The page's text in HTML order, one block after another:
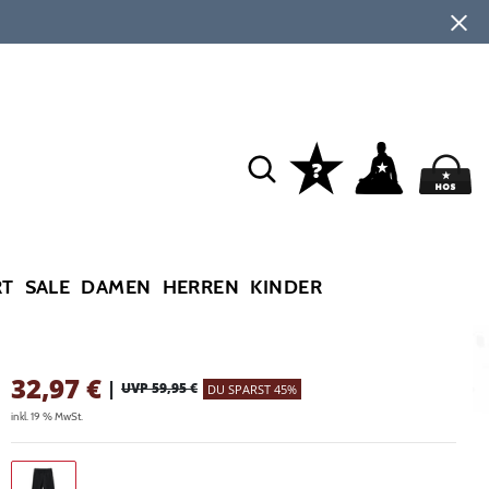
SALE DAMEN HERREN KINDER
32,97€ | UVP 59,95 € DU SPARST 45%
inkl. 19 % MwSt.